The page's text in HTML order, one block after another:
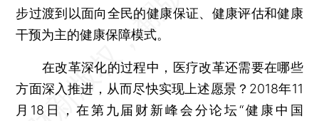
步过渡到以面向全民的健康保证、健康评估和健康
干预为主的健康保障模式。
在改革深化的过程中，医疗改革还需要在哪些
方面深入推进，从而尽快实现上述愿景？2018年11
月18日，在第九届财新峰会分论坛“健康中国